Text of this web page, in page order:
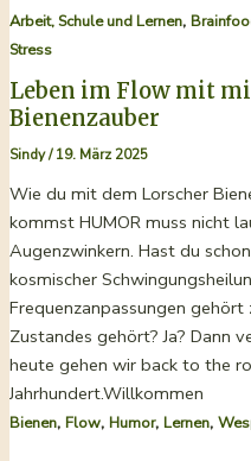
Arbeit, Schule und Lernen,
Stress
Leben im Flow mit
Bienenzauber
Sindy/19. März 2025
Wie du mit dem Lorscher
kommst HUMOR muss nicht
Augenzwinkern. Hast du
kosmischer
Frequenzanpassungen
Zustandes gehört? Ja? Dann
heute gehen wir back to the
Jahrhundert.Willkommen
Bienen, Flow, Humor, Lernen,